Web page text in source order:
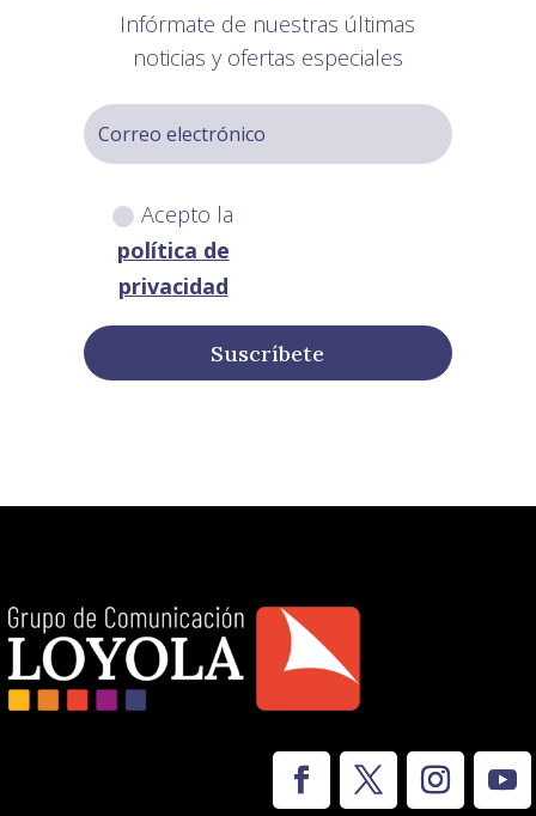
Infórmate de nuestras últimas
noticias y ofertas especiales
Acepto la
política de
privacidad
Suscríbete